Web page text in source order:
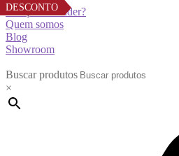
Por que revender?
Quem somos
Blog
Showroom
Buscar produtos
×
DESCONTO
DESCONTO
DESCONTO